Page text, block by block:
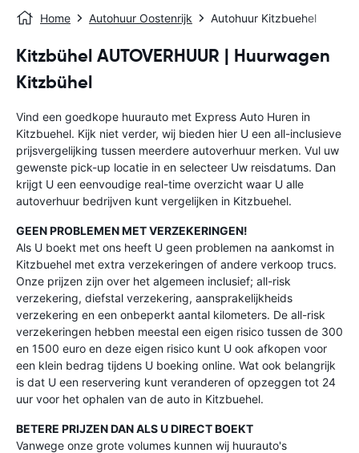
Home Autohuur Oostenrijk Autohuur Kitzbuehel
Kitzbühel AUTOVERHUUR | Huurwagen
Kitzbühel
Vind een goedkope huurauto met Express Auto Huren in
Kitzbuehel. Kijk niet verder, wij bieden hier U een all-inclusieve
prijsvergelijking tussen meerdere autoverhuur merken. Vul uw
gewenste pick-up locatie in en selecteer Uw reisdatums. Dan
krijgt U een eenvoudige real-time overzicht waar U alle
autoverhuur bedrijven kunt vergelijken in Kitzbuehel.
GEEN PROBLEMEN MET VERZEKERINGEN!
Als U boekt met ons heeft U geen problemen na aankomst in
Kitzbuehel met extra verzekeringen of andere verkoop trucs.
Onze prijzen zijn over het algemeen inclusief; all-risk
verzekering, diefstal verzekering, aansprakelijkheids
verzekering en een onbeperkt aantal kilometers. De all-risk
verzekeringen hebben meestal een eigen risico tussen de 300
en 1500 euro en deze eigen risico kunt U ook afkopen voor
een klein bedrag tijdens U boeking online. Wat ook belangrijk
is dat U een reservering kunt veranderen of opzeggen tot 24
uur voor het ophalen van de auto in Kitzbuehel.
BETERE PRIJZEN DAN ALS U DIRECT BOEKT
Vanwege onze grote volumes kunnen wij huurauto's